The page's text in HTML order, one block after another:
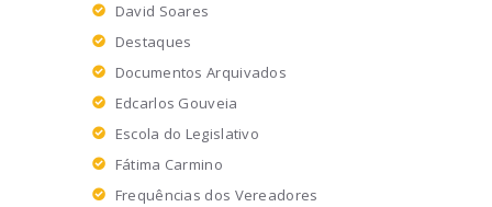
David Soares
Destaques
Documentos Arquivados
Edcarlos Gouveia
Escola do Legislativo
Fátima Carmino
Frequências dos Vereadores